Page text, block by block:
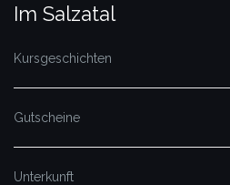
Im Salzatal
Kursgeschichten
Gutscheine
Unterkunft